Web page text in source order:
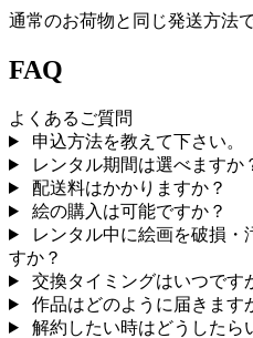
通常のお荷物と同じ発送方法
FAQ
よくあるご質問
申込方法を教えて下さい。
レンタル期間は選べますか
配送料はかかりますか？
絵の購入は可能ですか？
レンタル中に絵画を破損
すか？
交換タイミングはいつです
作品はどのように届きます
解約したい時はどうしたら